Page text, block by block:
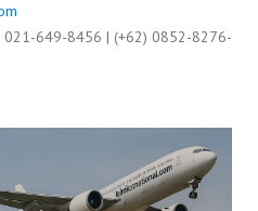
0
649-8456 | (+62) 0852-8276-